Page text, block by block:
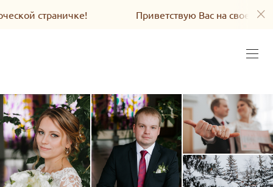
Приветствую Вас на своей творческой